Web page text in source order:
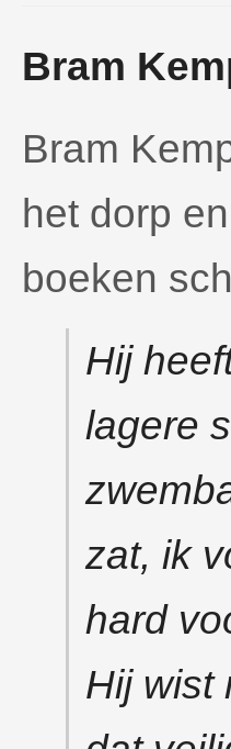
Bram
Bram
het dorp
boeken
Hij
lagere
zat, ik
hard
Hij wist